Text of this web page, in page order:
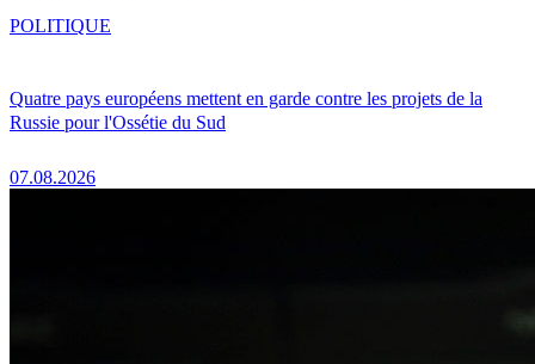
Quatre pays européens mettent en garde contre les projets de la
Russie pour l'Ossétie du Sud
07.08.2026
POLITIQUE